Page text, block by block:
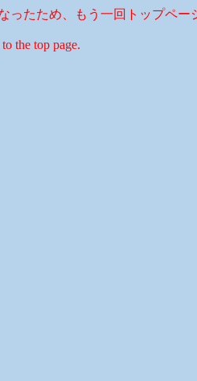
ったため、もう一回トップペー
the top page.